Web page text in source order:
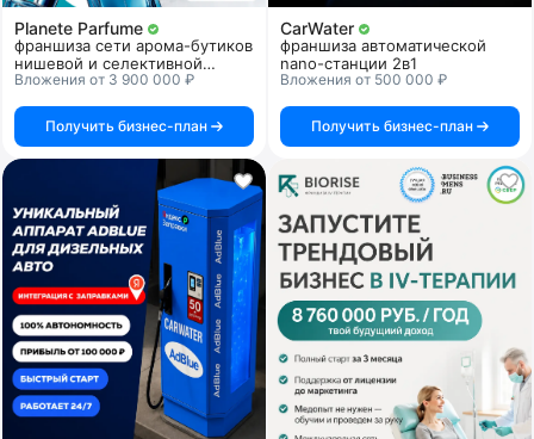
Planete Parfume
франшиза сети арома-бутиков
нишевой и селективной
парфюмерии
Вложения от 3 900 000 ₽
Получить бизнес-план
CarWater
франшиза автоматической
nano-станции 2в1
Вложения от 500 000 ₽
Получить бизнес-план